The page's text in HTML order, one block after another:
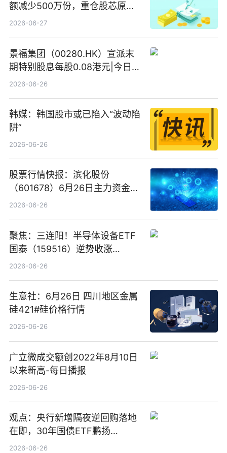
额减少500万份，重仓股芯原股
份、寒武纪、澜起科技 观速讯
2026-06-27
景福集团（00280.HK）宣派末
期特别股息每股0.08港元|今日快
看
2026-06-26
韩媒：韩国股市或已陷入“波动陷
阱”
2026-06-26
股票行情快报：滨化股份
（601678）6月26日主力资金净
卖出5964.34万元
2026-06-26
聚焦：三连阳！半导体设备ETF
国泰（159516）逆势收涨
3.5%，近10日累计净流入超65
2026-06-26
生意社：6月26日 四川地区金属
硅421#硅价格行情
2026-06-26
广立微成交额创2022年8月10日
以来新高-每日播报
2026-06-26
观点：央行新增隔夜逆回购落地
在即，30年国债ETF鹏扬
(511090) 盘中小幅上涨
2026-06-26